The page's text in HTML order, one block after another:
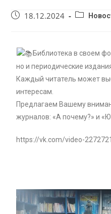
18.12.2024
Библиотека в своем
но и периодические
Каждый читатель может
интересам.
Предлагаем Вашему
журналов: «А почему?» и
https://vk.com/video-